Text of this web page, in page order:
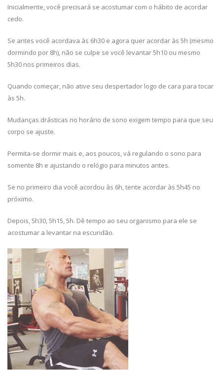
Inicialmente, você precisará se acostumar com o hábito de acordar
cedo.
Se antes você acordava às 6h30 e agora quer acordar às 5h (mesmo
dormindo por 8h), não se culpe se você levantar 5h10 ou mesmo
5h30 nos primeiros dias.
Quando começar, não ative seu despertador logo de cara para tocar
às 5h.
Mudanças drásticas no horário de sono exigem tempo para que seu
corpo se ajuste.
Permita-se dormir mais e, aos poucos, vá regulando o sono para
somente 8h e ajustando o relógio para minutos antes.
Se no primeiro dia você acordou às 6h, tente acordar às 5h45 no
próximo.
Depois, 5h30, 5h15, 5h. Dê tempo ao seu organismo para ele se
acostumar a levantar na escuridão.